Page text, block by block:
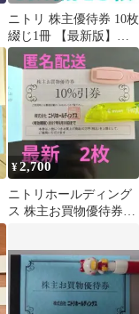
ニトリ 株主優待券 10枚
綴じ1冊 【最新版】
2027年6月まで有効 未
使用
¥2,700
ニトリホールディング
ス 株主お買物優待券